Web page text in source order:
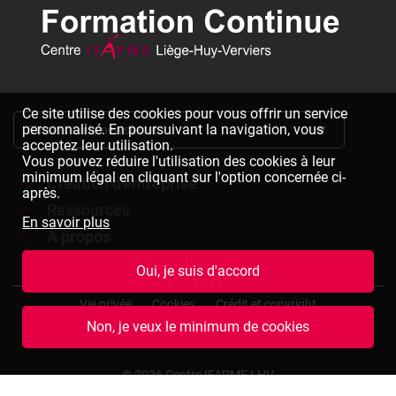
Ce site utilise des cookies pour vous offrir un service
personnalisé. En poursuivant la navigation, vous
acceptez leur utilisation.
Vous pouvez réduire l'utilisation des cookies à leur
minimum légal en cliquant sur l'option concernée ci-
après.
En savoir plus
Oui, je suis d'accord
Non, je veux le minimum de cookies
S'inscrire à la newsletter
Création d'entreprise
Formations à la création d'entreprise
Chèques formation à la création d'entreprise
Bulletin d'inscription à télécharger
À propos
Le centre IFAPME Liège-Huy-Verviers
Nos missions et valeurs
Devenir formateur
Rejoindre notre équipe
Consulter des offres d'emplois
Pied
(termes
Vie privée Cookies Crédit et copyright
© 2026 Centre IFAPME LHV